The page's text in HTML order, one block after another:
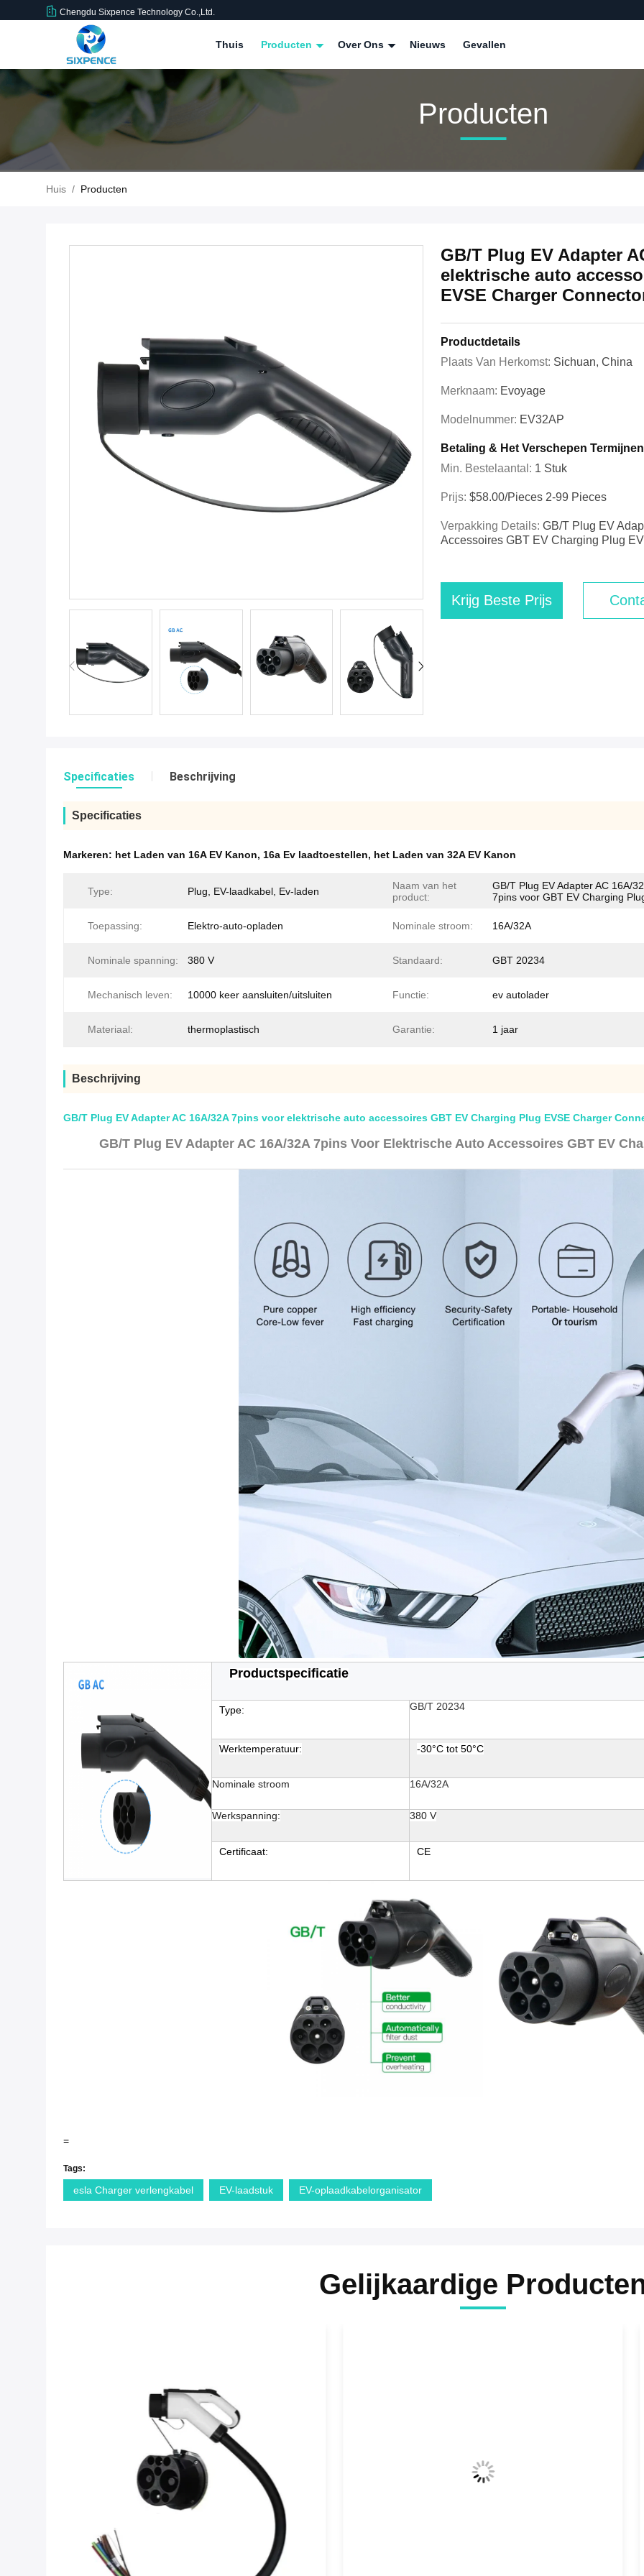
Chengdu Sixpence Technology Co.,Ltd.
Thuis Producten Over Ons Nieuws Gevallen
Producten
Huis / Producten
GB/T Plug EV Adapter
elektrische auto
EVSE Charger
Productdetails
Plaats Van Herkomst: Sichuan, China
Merknaam: Evoyage
Modelnummer: EV32AP
Betaling & Het Verschepen Termijnen
Min. Bestelaantal: 1 Stuk
Prijs: $58.00/pieces 2-99 Pieces
Verpakking Details: GB/T Plug EV
Accessoires GBT EV Charging Plug
Krijg Beste Prijs
Specificaties Beschrijving
Specificaties
Markeren: het Laden van 16A EV Kanon, 16a Ev laadtoestellen, het Laden van 32A EV Kanon
Type: Plug, EV-laadkabel, Ev-laden
Naam van het
product:
GB/T Plug EV Adapter AC 16A/
7pins voor GBT EV Charging
Toepassing: Elektro-auto-opladen Nominale stroom: 16A/32A
Nominale spanning: 380 V Standaard: GBT 20234
Mechanisch leven: 10000 keer aansluiten/uitsluiten Functie: ev autolader
Materiaal: thermoplastisch Garantie: 1 jaar
Beschrijving
GB/T Plug EV Adapter AC 16A/32A 7pins voor elektrische auto accessoires GBT EV Charging Plug EVSE Charger
GB/T Plug EV Adapter AC 16A/32A 7pins Voor Elektrische Auto Accessoires GBT EV
Productspecificatie
Type: GB/T 20234
Werktemperatuur: -30°C tot 50°C
Nominale stroom 16A/32A
Werkspanning: 380 V
Certificaat: CE
=
Tags:
esla Charger verlengkabel EV-laadstuk EV-oplaadkabelorganisator
Gelijkaardige